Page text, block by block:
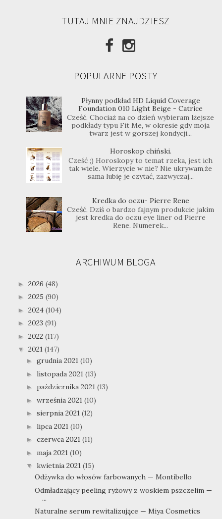
TUTAJ MNIE ZNAJDZIESZ
POPULARNE POSTY
Płynny podkład HD Liquid Coverage
Foundation 010 Light Beige - Catrice
Cześć, Chociaż na co dzień wybieram lżejsze
podkłady typu Fit Me, w okresie gdy moja
twarz jest w gorszej kondycji...
Horoskop chiński.
Cześć ;) Horoskopy to temat rzeka, jest ich
tak wiele. Wierzycie w nie? Nie ukrywam,że
sama lubię je czytać, zazwyczaj...
Kredka do oczu- Pierre Rene
Cześć, Dziś o bardzo fajnym produkcie jakim
jest kredka do oczu eye liner od Pierre
Rene. Numerek...
ARCHIWUM BLOGA
► 2026 (48)
► 2025 (90)
► 2024 (104)
► 2023 (91)
► 2022 (117)
▼ 2021 (147)
► grudnia 2021 (10)
► listopada 2021 (13)
► października 2021 (13)
► września 2021 (10)
► sierpnia 2021 (12)
► lipca 2021 (10)
► czerwca 2021 (11)
► maja 2021 (10)
▼ kwietnia 2021 (15)
Odżywka do włosów farbowanych — Montibello
Odmładzający peeling ryżowy z woskiem pszczelim —
...
Naturalne serum rewitalizujące — Miya Cosmetics